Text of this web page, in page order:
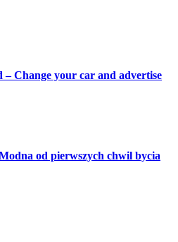
Change your car and advertise
od pierwszych chwil bycia